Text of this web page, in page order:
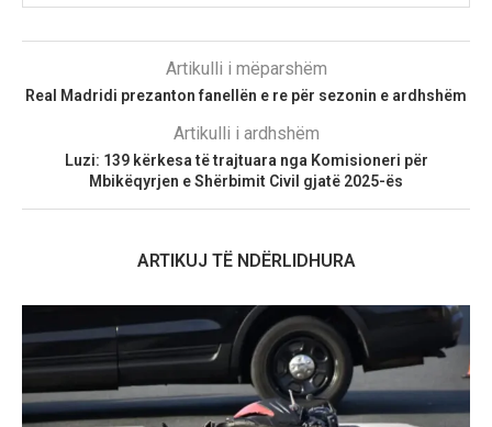
Artikulli i mëparshëm
Real Madridi prezanton fanellën e re për sezonin e ardhshëm
Artikulli i ardhshëm
Luzi: 139 kërkesa të trajtuara nga Komisioneri për
Mbikëqyrjen e Shërbimit Civil gjatë 2025-ës
ARTIKUJ TË NDËRLIDHURA